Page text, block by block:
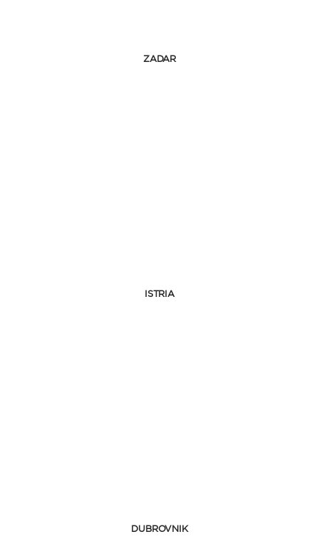
ZADAR
ISTRIA
DUBROVNIK